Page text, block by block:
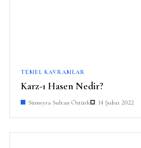
TEMEL KAVRAMLAR
Karz-ı Hasen Nedir?
Sümeyra Sultan Öztürk 14 Şubat 2022